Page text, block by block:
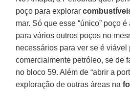
poço para explorar
mar. Só que esse “único” poço
para vários outros poços no
necessários para ver se é viável
comercialmente petróleo, se de
no bloco 59. Além de “abrir a
exploração de outras áreas na